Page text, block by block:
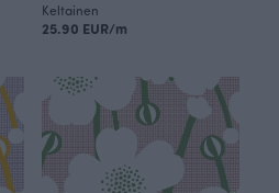
Keltainen
25.90 EUR/m